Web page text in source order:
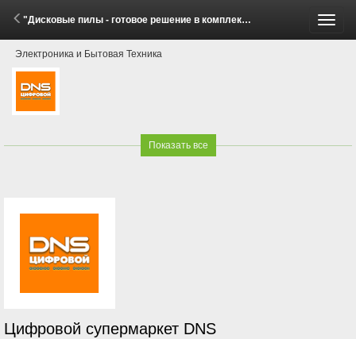
"Дисковые пилы - готовое решение в комплекте" (25 Апреля - 23 Июня 2026)
Электроника и Бытовая Техника
Показать все
Цифровой супермаркет DNS